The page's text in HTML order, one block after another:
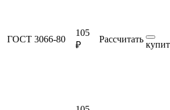
ГОСТ 3066-80
105
₽
Рассчитать